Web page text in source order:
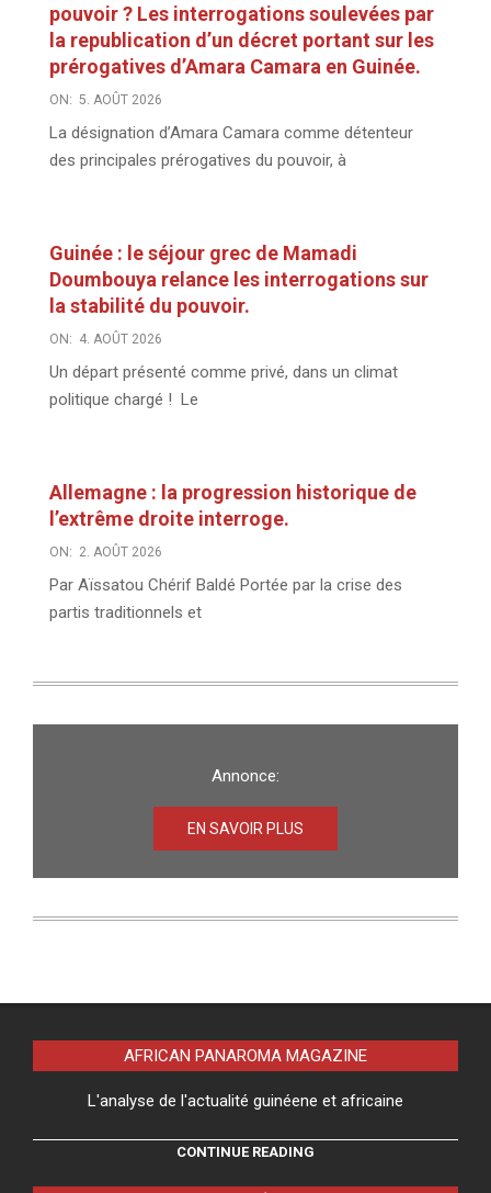
pouvoir ? Les interrogations soulevées par
la republication d’un décret portant sur les
prérogatives d’Amara Camara en Guinée.
ON: 5. AOÛT 2026
La désignation d’Amara Camara comme détenteur
des principales prérogatives du pouvoir, à
Guinée : le séjour grec de Mamadi
Doumbouya relance les interrogations sur
la stabilité du pouvoir.
ON: 4. AOÛT 2026
Un départ présenté comme privé, dans un climat
politique chargé ! Le
Allemagne : la progression historique de
l’extrême droite interroge.
ON: 2. AOÛT 2026
Par Aïssatou Chérif Baldé Portée par la crise des
partis traditionnels et
Annonce:
EN SAVOIR PLUS
AFRICAN PANAROMA MAGAZINE
L'analyse de l'actualité guinéene et africaine
CONTINUE READING